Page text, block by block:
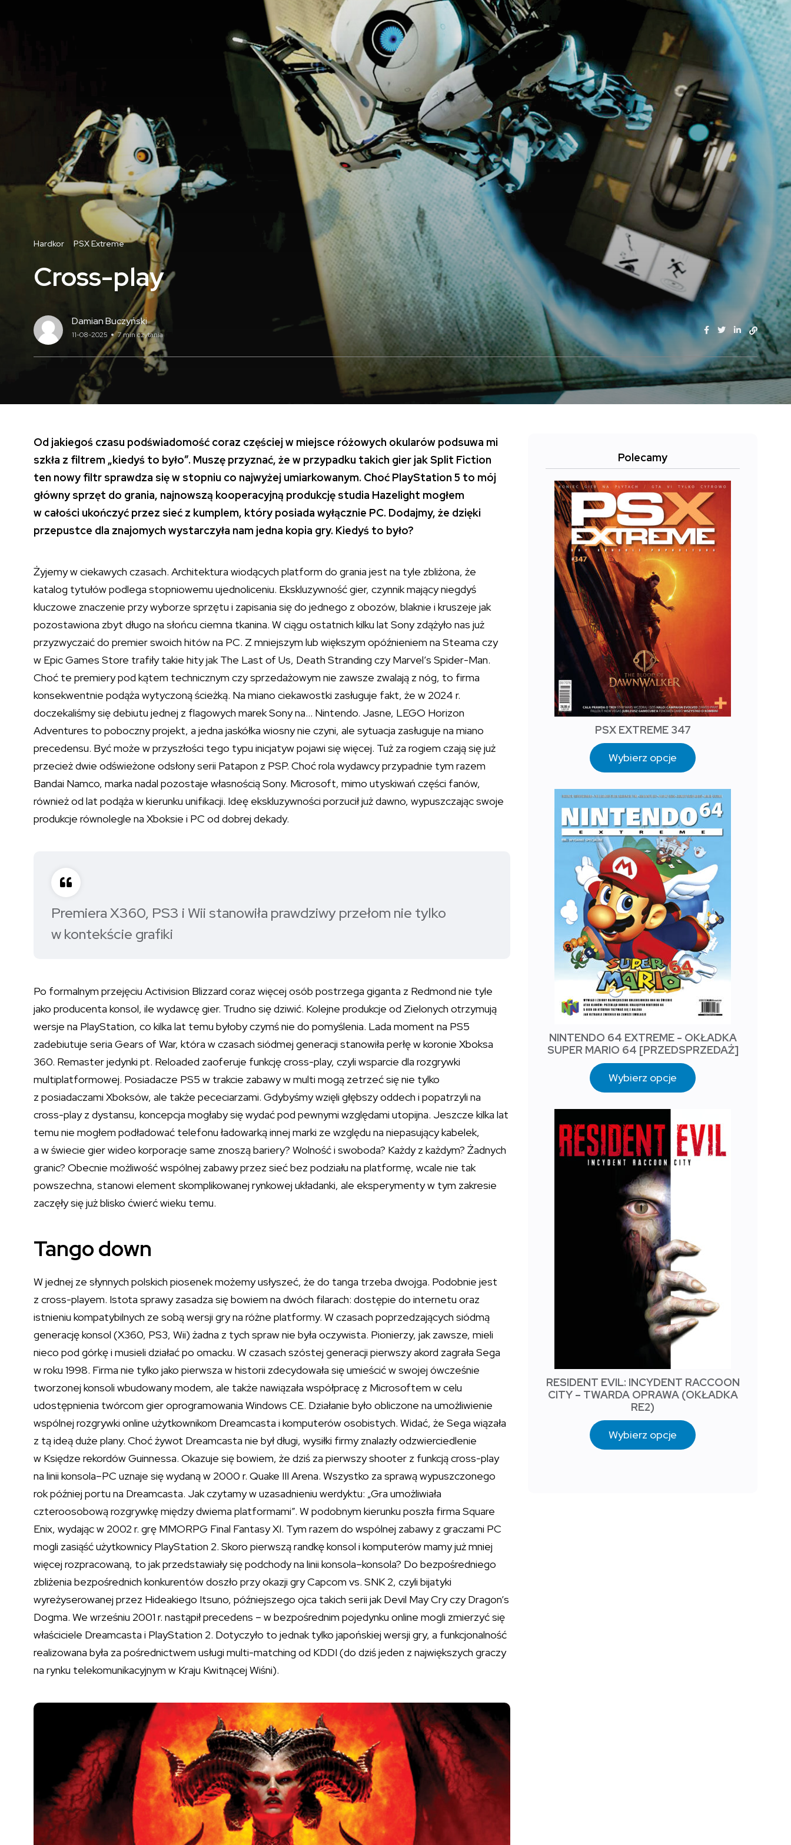
Hardkor PSX Extreme
Cross-play
Damian Buczyński
11-08-2025 7 min czytania
Od jakiegoś czasu podświadomość coraz częściej w miejsce różowych okularów podsuwa mi
szkła z filtrem „kiedyś to było”. Muszę przyznać, że w przypadku takich gier jak Split Fiction
ten nowy filtr sprawdza się w stopniu co najwyżej umiarkowanym. Choć PlayStation 5 to mój
główny sprzęt do grania, najnowszą kooperacyjną produkcję studia Hazelight mogłem
w całości ukończyć przez sieć z kumplem, który posiada wyłącznie PC. Dodajmy, że dzięki
przepustce dla znajomych wystarczyła nam jedna kopia gry. Kiedyś to było?
Żyjemy w ciekawych czasach. Architektura wiodących platform do grania jest na tyle zbliżona, że
katalog tytułów podlega stopniowemu ujednoliceniu. Ekskluzywność gier, czynnik mający niegdyś
kluczowe znaczenie przy wyborze sprzętu i zapisania się do jednego z obozów, blaknie i kruszeje jak
pozostawiona zbyt długo na słońcu ciemna tkanina. W ciągu ostatnich kilku lat Sony zdążyło nas już
przyzwyczaić do premier swoich hitów na PC. Z mniejszym lub większym opóźnieniem na Steama czy
w Epic Games Store trafiły takie hity jak The Last of Us, Death Stranding czy Marvel’s Spider-Man.
Choć te premiery pod kątem technicznym czy sprzedażowym nie zawsze zwalają z nóg, to firma
konsekwentnie podąża wytyczoną ścieżką. Na miano ciekawostki zasługuje fakt, że w 2024 r.
doczekaliśmy się debiutu jednej z flagowych marek Sony na… Nintendo. Jasne, LEGO Horizon
Adventures to poboczny projekt, a jedna jaskółka wiosny nie czyni, ale sytuacja zasługuje na miano
precedensu. Być może w przyszłości tego typu inicjatyw pojawi się więcej. Tuż za rogiem czają się już
przecież dwie odświeżone odsłony serii Patapon z PSP. Choć rola wydawcy przypadnie tym razem
Bandai Namco, marka nadal pozostaje własnością Sony. Microsoft, mimo utyskiwań części fanów,
również od lat podąża w kierunku unifikacji. Ideę ekskluzywności porzucił już dawno, wypuszczając swoje
produkcje równolegle na Xboksie i PC od dobrej dekady.
Premiera X360, PS3 i Wii stanowiła prawdziwy przełom nie tylko
w kontekście grafiki
Po formalnym przejęciu Activision Blizzard coraz więcej osób postrzega giganta z Redmond nie tyle
jako producenta konsol, ile wydawcę gier. Trudno się dziwić. Kolejne produkcje od Zielonych otrzymują
wersje na PlayStation, co kilka lat temu byłoby czymś nie do pomyślenia. Lada moment na PS5
zadebiutuje seria Gears of War, która w czasach siódmej generacji stanowiła perłę w koronie Xboksa
360. Remaster jedynki pt. Reloaded zaoferuje funkcję cross-play, czyli wsparcie dla rozgrywki
multiplatformowej. Posiadacze PS5 w trakcie zabawy w multi mogą zetrzeć się nie tylko
z posiadaczami Xboksów, ale także pececiarzami. Gdybyśmy wzięli głębszy oddech i popatrzyli na
cross-play z dystansu, koncepcja mogłaby się wydać pod pewnymi względami utopijna. Jeszcze kilka lat
temu nie mogłem podładować telefonu ładowarką innej marki ze względu na niepasujący kabelek,
a w świecie gier wideo korporacje same znoszą bariery? Wolność i swoboda? Każdy z każdym? Żadnych
granic? Obecnie możliwość wspólnej zabawy przez sieć bez podziału na platformę, wcale nie tak
powszechna, stanowi element skomplikowanej rynkowej układanki, ale eksperymenty w tym zakresie
zaczęły się już blisko ćwierć wieku temu.
Tango down
W jednej ze słynnych polskich piosenek możemy usłyszeć, że do tanga trzeba dwojga. Podobnie jest
z cross-playem. Istota sprawy zasadza się bowiem na dwóch filarach: dostępie do internetu oraz
istnieniu kompatybilnych ze sobą wersji gry na różne platformy. W czasach poprzedzających siódmą
generację konsol (X360, PS3, Wii) żadna z tych spraw nie była oczywista. Pionierzy, jak zawsze, mieli
nieco pod górkę i musieli działać po omacku. W czasach szóstej generacji pierwszy akord zagrała Sega
w roku 1998. Firma nie tylko jako pierwsza w historii zdecydowała się umieścić w swojej ówcześnie
tworzonej konsoli wbudowany modem, ale także nawiązała współpracę z Microsoftem w celu
udostępnienia twórcom gier oprogramowania Windows CE. Działanie było obliczone na umożliwienie
wspólnej rozgrywki online użytkownikom Dreamcasta i komputerów osobistych. Widać, że Sega wiązała
z tą ideą duże plany. Choć żywot Dreamcasta nie był długi, wysiłki firmy znalazły odzwierciedlenie
w Księdze rekordów Guinnessa. Okazuje się bowiem, że dziś za pierwszy shooter z funkcją cross-play
na linii konsola–PC uznaje się wydaną w 2000 r. Quake III Arena. Wszystko za sprawą wypuszczonego
rok później portu na Dreamcasta. Jak czytamy w uzasadnieniu werdyktu: „Gra umożliwiała
czteroosobową rozgrywkę między dwiema platformami”. W podobnym kierunku poszła firma Square
Enix, wydając w 2002 r. grę MMORPG Final Fantasy XI. Tym razem do wspólnej zabawy z graczami PC
mogli zasiąść użytkownicy PlayStation 2. Skoro pierwszą randkę konsol i komputerów mamy już mniej
więcej rozpracowaną, to jak przedstawiały się podchody na linii konsola–konsola? Do bezpośredniego
zbliżenia bezpośrednich konkurentów doszło przy okazji gry Capcom vs. SNK 2, czyli bijatyki
wyreżyserowanej przez Hideakiego Itsuno, późniejszego ojca takich serii jak Devil May Cry czy Dragon’s
Dogma. We wrześniu 2001 r. nastąpił precedens – w bezpośrednim pojedynku online mogli zmierzyć się
właściciele Dreamcasta i PlayStation 2. Dotyczyło to jednak tylko japońskiej wersji gry, a funkcjonalność
realizowana była za pośrednictwem usługi multi-matching od KDDI (do dziś jeden z największych graczy
na rynku telekomunikacyjnym w Kraju Kwitnącej Wiśni).
Polecamy
PSX EXTREME 347
Wybierz opcje
NINTENDO 64 EXTREME - OKŁADKA
SUPER MARIO 64 [PRZEDSPRZEDAŻ]
Wybierz opcje
RESIDENT EVIL: INCYDENT RACCOON
CITY – TWARDA OPRAWA (OKŁADKA
RE2)
Wybierz opcje